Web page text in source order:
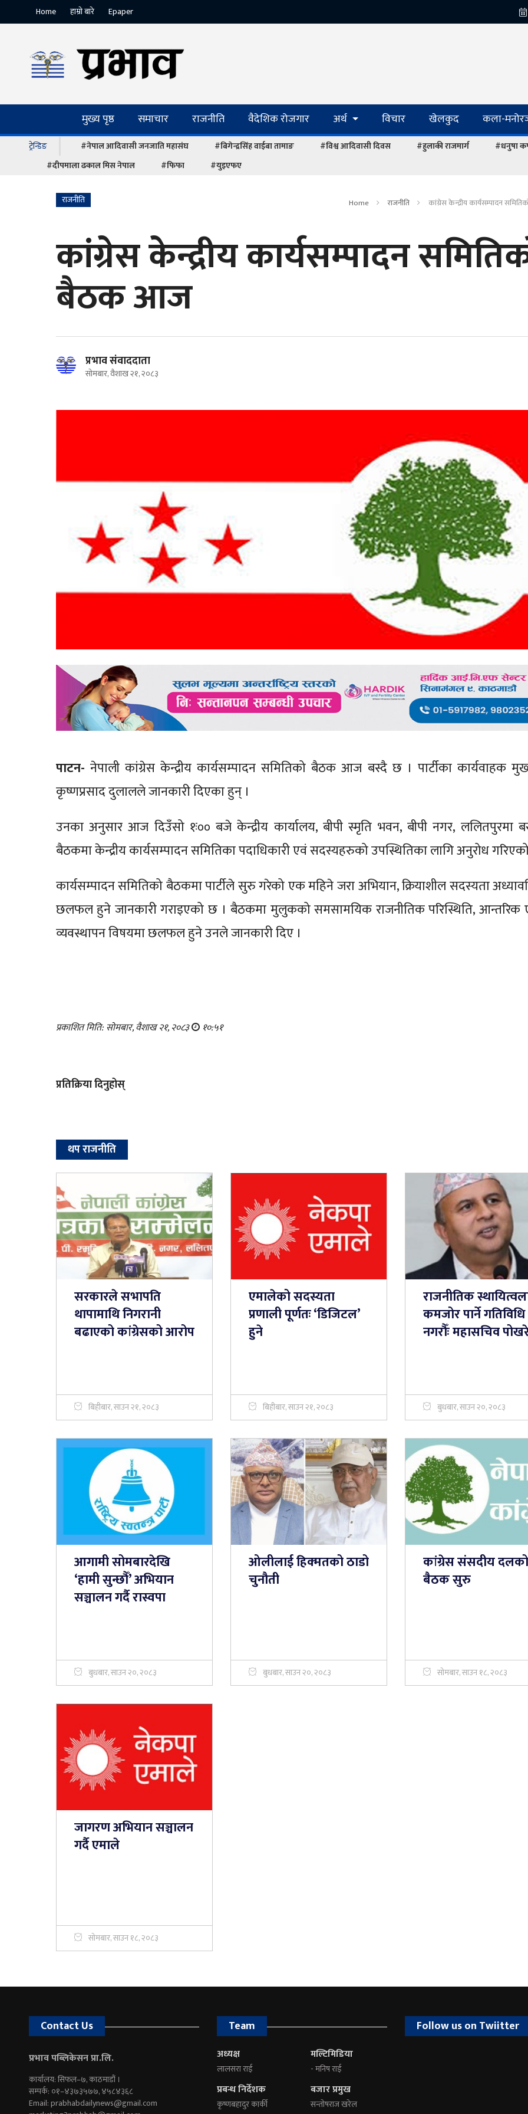
Home हाम्रो बारे Epaper
मुख्य पृष्ठ समाचार राजनीति वैदेशिक रोजगार अर्थ विचार खेलकुद कला-
ट्रेन्डिङ #नेपाल आदिवासी जनजाति महासंघ #बिगेन्द्रसिंह वाईबा तामाङ #विश्व आदिवासी दिवस #हुलाकी राजमार्ग
#धनुषा
#दीपमाला ढकाल मिस नेपाल
#फिफा #युइएफए
राजनीति Home राजनीति कांग्रेस केन्द्रीय कार्यसम्पादन
कांग्रेस केन्द्रीय कार्यसम्पादन
बैठक आज
प्रभाव संवाददाता
सोमबार, वैशाख २१, २०८३
पाटन- नेपाली कांग्रेस केन्द्रीय कार्यसम्पादन समितिको बैठक आज बस्दै छ । पार्टीका कार्यवाहक
कृष्णप्रसाद दुलालले जानकारी दिएका हुन् ।
उनका अनुसार आज दिउँसो १ः०० बजे केन्द्रीय कार्यालय, बीपी स्मृति भवन, बीपी नगर, ललितपुरमा
बैठकमा केन्द्रीय कार्यसम्पादन समितिका पदाधिकारी एवं सदस्यहरुको उपस्थितिका लागि अनुरोध
कार्यसम्पादन समितिको बैठकमा पार्टीले सुरु गरेको एक महिने जरा अभियान, क्रियाशील सदस्यता
छलफल हुने जानकारी गराइएको छ । बैठकमा मुलुकको समसामयिक राजनीतिक परिस्थिति, आन्तरिक
व्यवस्थापन विषयमा छलफल हुने उनले जानकारी दिए ।
प्रकाशित मिति: सोमबार, वैशाख २१, २०८३ १०:५१
प्रतिक्रिया दिनुहोस्
थप राजनीति
सरकारले सभापति
थापामाथि निगरानी
बढाएको कांग्रेसको आरोप
बिहीबार, साउन २१, २०८३
एमालेको सदस्यता
प्रणाली पूर्णतः ‘डिजिटल’
हुने
बिहीबार, साउन २१, २०८३
राजनीतिक
कमजोर पार्ने गतिविधि
नगरौँः महासचिव
बुधबार, साउन २०, २०८३
आगामी सोमबारदेखि
‘हामी सुन्छौँ’ अभियान
सञ्चालन गर्दै रास्वपा
बुधबार, साउन २०, २०८३
ओलीलाई हिक्मतको ठाडो
चुनौती
बुधबार, साउन २०, २०८३
कांग्रेस संसदीय दलको
बैठक सुरु
सोमबार, साउन १८, २०८३
जागरण अभियान सञ्चालन
गर्दै एमाले
सोमबार, साउन १८, २०८३
Contact Us
प्रभाव पब्लिकेसन प्रा.लि.
कार्यालय: सिफल–७, काठमाडौं ।
सम्पर्क: ०१–४३७३५७७, ४५८४३६८
Email:prabhabdailynews@gmail.com
Team
अध्यक्ष
लालसरा राई
प्रबन्ध निर्देशक
कृष्णबहादुर कार्की
मल्टिमिडिया
- मनिष राई
बजार प्रमुख
सन्तोषराज खरेल
Follow us on Twiitter